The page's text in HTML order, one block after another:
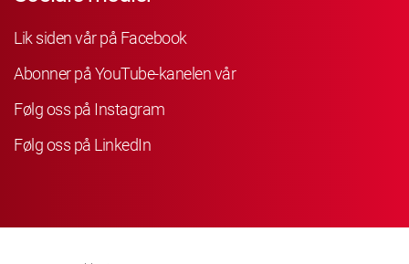
Lik siden vår på Facebook
Abonner på YouTube-kanelen vår
Følg oss på Instagram
Følg oss på LinkedIn